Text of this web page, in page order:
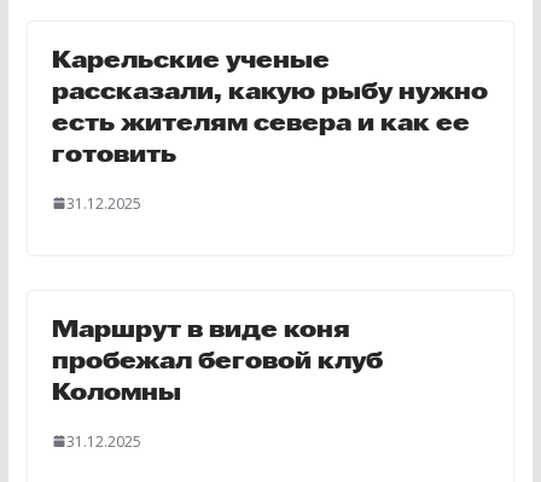
Карельские ученые
рассказали, какую рыбу нужно
есть жителям севера и как ее
готовить
31.12.2025
Маршрут в виде коня
пробежал беговой клуб
Коломны
31.12.2025